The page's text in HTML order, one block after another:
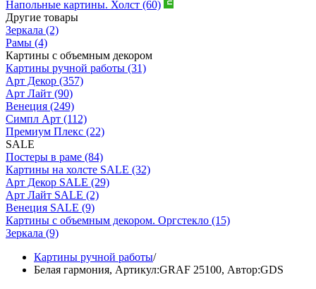
Напольные картины. Холст (60)
Другие товары
Зеркала (2)
Рамы (4)
Картины с объемным декором
Картины ручной работы (31)
Арт Декор (357)
Арт Лайт (90)
Венеция (249)
Симпл Арт (112)
Премиум Плекс (22)
SALE
Постеры в раме (84)
Картины на холсте SALE (32)
Арт Декор SALE (29)
Арт Лайт SALE (2)
Венеция SALE (9)
Картины с объемным декором. Оргстекло (15)
Зеркала (9)
Картины ручной работы/
Белая гармония, Артикул:GRAF 25100, Автор:GDS